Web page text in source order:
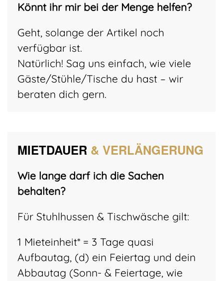
Könnt ihr mir bei der Menge helfen?
Geht, solange der Artikel noch
verfügbar ist.
Natürlich! Sag uns einfach, wie viele
Gäste/Stühle/Tische du hast – wir
beraten dich gern.
MIETDAUER & VERLÄNGERUNG
Wie lange darf ich die Sachen
behalten?
Für Stuhlhussen & Tischwäsche gilt:
1 Mieteinheit* = 3 Tage quasi
Aufbautag, (d) ein Feiertag und dein
Abbautag (Sonn- & Feiertage, wie